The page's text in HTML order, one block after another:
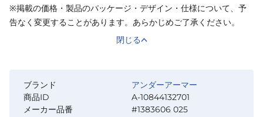
※掲載の価格・製品のパッケージ・デザイン・仕様について、予
告なく変更することがあります。あらかじめご了承ください。
閉じる
ブランド
アンダーアーマー
商品ID
A-10844132701
メーカー品番
#1383606 025